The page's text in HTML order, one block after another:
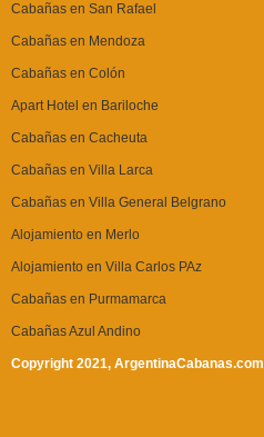
Cabañas en San Rafael
Cabañas en Mendoza
Cabañas en Colón
Apart Hotel en Bariloche
Cabañas en Cacheuta
Cabañas en Villa Larca
Cabañas en Villa General Belgrano
Alojamiento en Merlo
Alojamiento en Villa Carlos PAz
Cabañas en Purmamarca
Cabañas Azul Andino
Copyright 2021, ArgentinaCabanas.com